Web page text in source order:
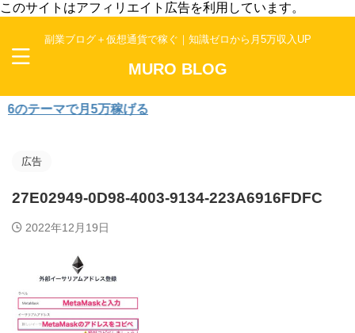
このサイトはアフィリエイト広告を利用しています。
副業ブログ＋仮想通貨で稼ぐ｜知識ゼロから月5万収入UP
MURO BLOG
テーマで月5万稼げる
広告
27E02949-0D98-4003-9134-223A6916FDFC
2022年12月19日